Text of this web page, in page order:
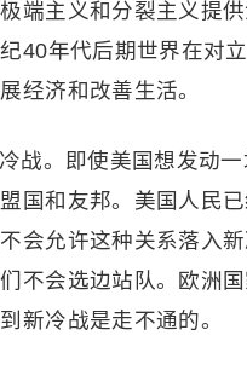
端主义和分裂主义提
40年代后期世界在对
经济和改善生活。
战。即使美国想发动
国和友邦。美国人民
会允许这种关系落入
不会选边站队。欧洲
新冷战是走不通的。